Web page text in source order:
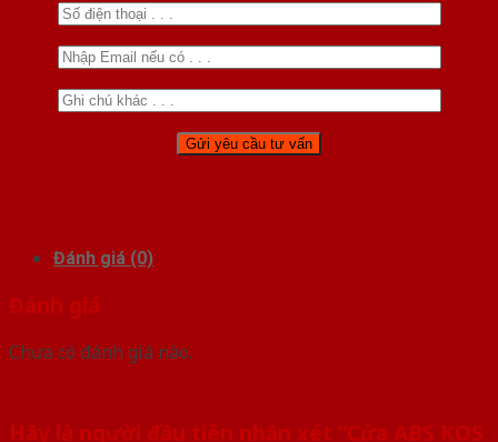
Đánh giá (0)
Đánh giá
Chưa có đánh giá nào.
Hãy là người đầu tiên nhận xét “Cửa ABS KOS